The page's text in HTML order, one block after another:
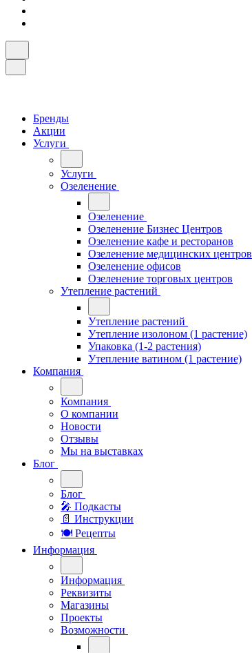
Бренды
Акции
Услуги
Услуги
Озеленение
Озеленение
Озеленение Бизнес Центров
Озеленение кафе и ресторанов
Озеленение медицинских центров
Озеленение офисов
Озеленение торговых центров
Утепление растений
Утепление растений
Утепление изолоном (1 растение)
Упаковка (1-2 растения)
Утепление ватином (1 растение)
Компания
Компания
О компании
Новости
Отзывы
Мы на выставках
Блог
Блог
🎤︎︎ Подкасты
📄 Инструкции
🍽 Рецепты
Информация
Информация
Реквизиты
Магазины
Проекты
Возможности